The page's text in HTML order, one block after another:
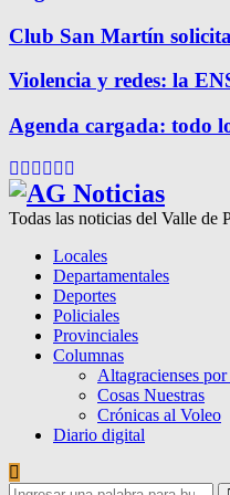
Club San Martín
Violencia y redes: la
Agenda cargada: todo
Facebook
Twitter
Instagram
Pinterest
Google
Todas las noticias del Valle de
Locales
Departamentales
Deportes
Policiales
Provinciales
Columnas
Altagracienses
Cosas Nuestras
Crónicas al Voleo
Diario digital
Search